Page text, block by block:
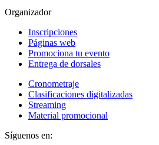
Organizador
Inscripciones
Páginas web
Promociona tu evento
Entrega de dorsales
Cronometraje
Clasificaciones digitalizadas
Streaming
Material promocional
Síguenos en: